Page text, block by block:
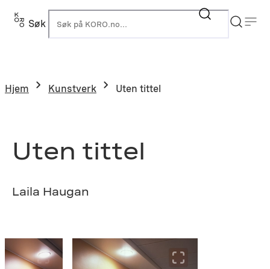
Hopp
Søk
Hjem Kunstverk Uten tittel
Uten tittel
Laila Haugan